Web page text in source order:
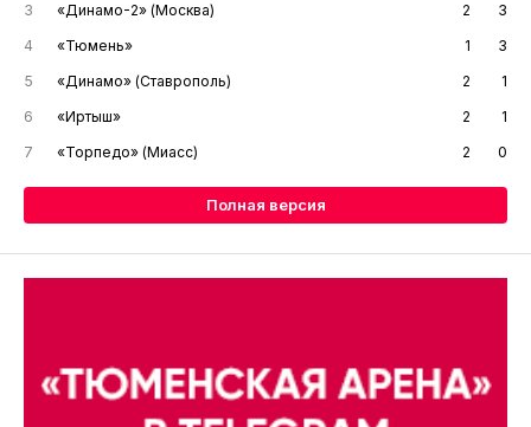
3
«Динамо-2» (Москва) 2
3
4
«Тюмень» 1
3
5
«Динамо» (Ставрополь) 2
1
6
«Иртыш» 2
1
7
«Торпедо» (Миасс) 2 0
Полная версия